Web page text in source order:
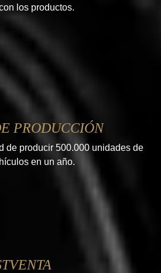
los productos.
PRODUCCIÓN
de producir 500.000 unidades de
en un año.